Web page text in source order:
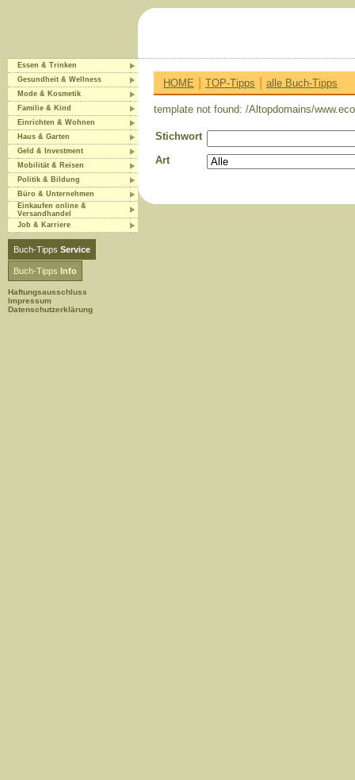
Essen & Trinken
Gesundheit & Wellness
Mode & Kosmetik
Familie & Kind
Einrichten & Wohnen
Haus & Garten
Geld & Investment
Mobilität & Reisen
Politik & Bildung
Büro & Unternehmen
Einkaufen online &
Versandhandel
Job & Karriere
Buch-Tipps Service
Buch-Tipps Info
Haftungsausschluss
Impressum
Datenschutzerklärung
HOME | TOP-Tipps | alle Buch-Tipps
template not found: /Altopdomains/
Stichwort
Art